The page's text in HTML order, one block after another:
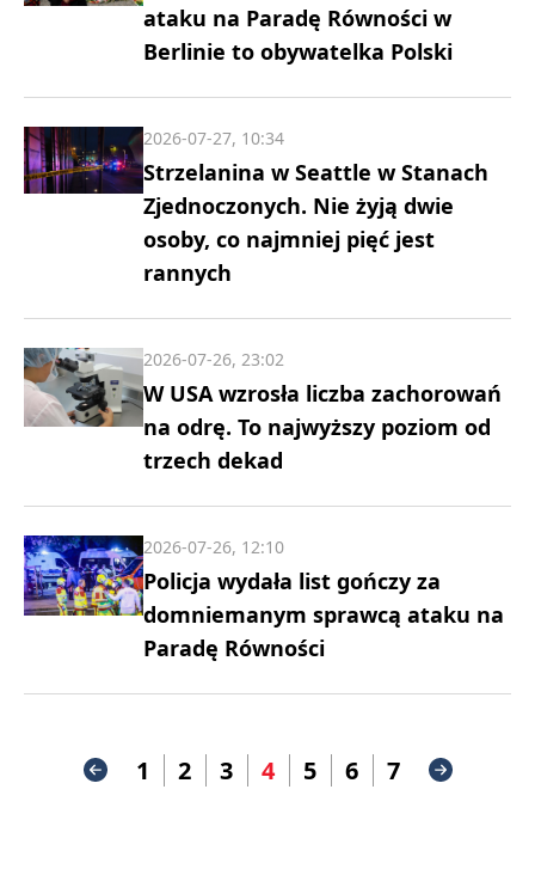
ataku na Paradę Równości w
Berlinie to obywatelka Polski
Strzelanina w Seattle w Stanach
Zjednoczonych. Nie żyją dwie
osoby, co najmniej pięć jest
rannych
2026-07-27, 10:34
W USA wzrosła liczba zachorowań
na odrę. To najwyższy poziom od
trzech dekad
2026-07-26, 23:02
Policja wydała list gończy za
domniemanym sprawcą ataku na
Paradę Równości
2026-07-26, 12:10
1 2 3 4 5 6 7